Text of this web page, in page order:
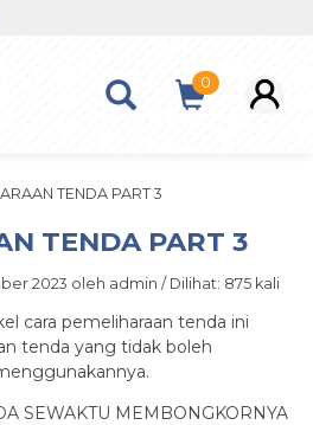
0
TENDA PART 3
TENDA PART 3
2023 oleh admin / Dilihat: 875 kali
cara pemeliharaan tenda ini
tenda yang tidak boleh
SEWAKTU MEMBONGKORNYA